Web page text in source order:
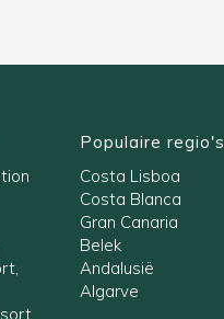
Populaire regio's
Costa Lisboa
Costa Blanca
Gran Canaria
Belek
Andalusië
Algarve